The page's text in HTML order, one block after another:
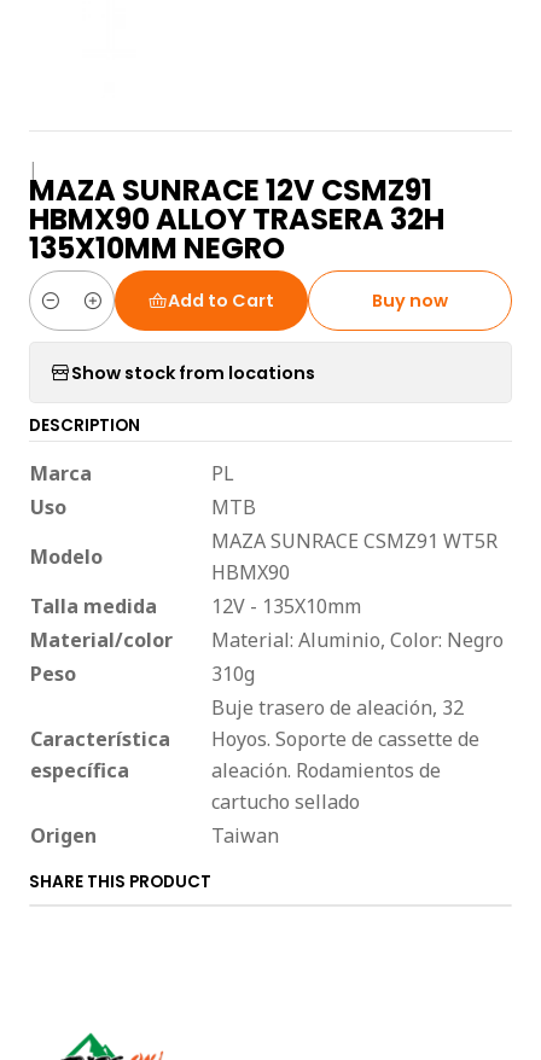
|
MAZA SUNRACE 12V CSMZ91
HBMX90 ALLOY TRASERA 32H
135X10MM NEGRO
Quantity
Add to Cart Buy now
Show stock from locations
DESCRIPTION
Marca
PL
Uso
MTB
Modelo
MAZA SUNRACE CSMZ91 WT5R
HBMX90
Talla medida
12V - 135X10mm
Material/color
Material: Aluminio, Color: Negro
Peso
310g
Característica
específica
Buje trasero de aleación, 32
Hoyos. Soporte de cassette de
aleación. Rodamientos de
cartucho sellado
Origen
Taiwan
SHARE THIS PRODUCT